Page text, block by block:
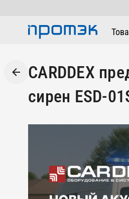
CARDDEX
сирен ESD-